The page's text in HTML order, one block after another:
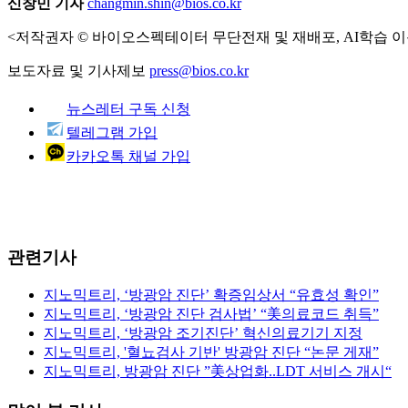
<저작권자 © 바이오스펙테이터 무단전재 및 재배포, AI학습
보도자료 및 기사제보 press@bios.co.kr
뉴스레터 구독 신청
텔레그램 가입
카카오톡 채널 가입
관련기사
지노믹트리, ‘방광암 진단’ 확증임상서 “유효성 확인”
지노믹트리, ‘방광암 진단 검사법’ “美의료코드 취득”
지노믹트리, ‘방광암 조기진단’ 혁신의료기기 지정
지노믹트리, '혈뇨검사 기반' 방광암 진단 “논문 게재”
지노믹트리, 방광암 진단 ”美상업화..LDT 서비스 개시“